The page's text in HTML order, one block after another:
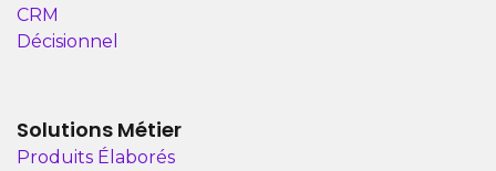
CRM
Décisionnel
Solutions Métier
Produits Élaborés